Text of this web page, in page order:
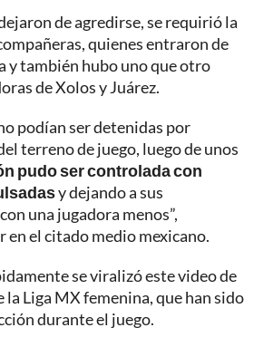
de agredirse, se requirió la
quienes entraron de
y también hubo uno que otro
de Xolos y Juárez.
podían ser detenidas por
terreno de juego, luego de unos
pudo ser controlada con
y dejando a sus
una jugadora menos”,
el citado medio mexicano.
se viralizó este video de
Liga MX femenina, que han sido
durante el juego.